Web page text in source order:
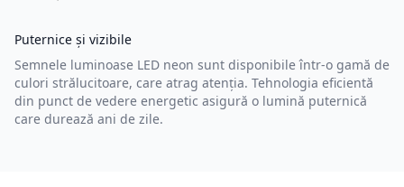
Puternice și vizibile
Semnele luminoase LED neon sunt disponibile într-o gamă de
culori strălucitoare, care atrag atenția. Tehnologia eficientă
din punct de vedere energetic asigură o lumină puternică
care durează ani de zile.